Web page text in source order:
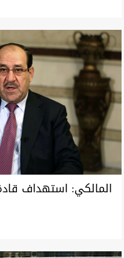
المالكي: استهداف